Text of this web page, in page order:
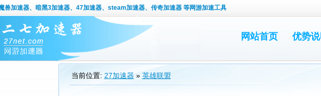
兽加速器、暗黑3加速器、47加速器、steam加速器、传奇加速器 等网游加速工具
网站首页 优势说
当前位置: 27加速器» 英雄联盟